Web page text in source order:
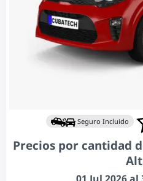
Seguro Incluido
Precios por cantidad